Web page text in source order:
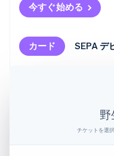
今すぐ始める
カード SEPA デ
野
チケットを選択